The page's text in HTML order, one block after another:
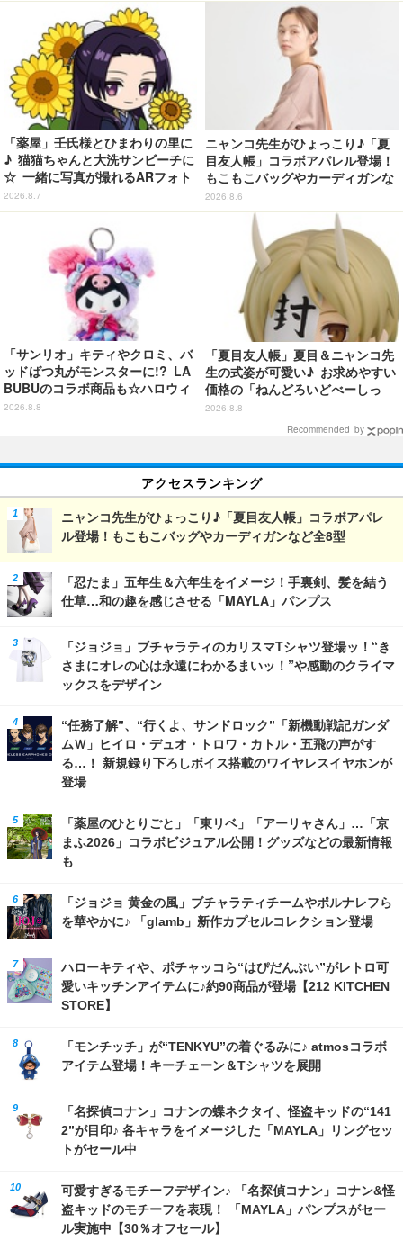
「薬屋」壬氏様とひまわりの里に
♪ 猫猫ちゃんと大洗サンビーチに
☆ 一緒に写真が撮れるARフォト
スポット企画「猫猫・壬氏と夏巡
り」開催【茨城県】
2026.8.7
ニャンコ先生がひょっこり♪「夏
目友人帳」コラボアパレル登場！
もこもこバッグやカーディガンな
ど全8型
2026.8.6
「サンリオ」キティやクロミ、バ
ッドばつ丸がモンスターに!? LA
BUBUのコラボ商品も☆ハロウィ
ーングッズ情報が到着【サンリオ
2026.8.8
「夏目友人帳」夏目＆ニャンコ先
生の式姿が可愛い♪ お求めやすい
価格の「ねんどろいどべーしっ
く」から登場！ ちんまい二人が
2026.8.8
Recommended by
アクセスランキング
ニャンコ先生がひょっこり♪「夏目友人帳」コラボアパレ
ル登場！もこもこバッグやカーディガンなど全8型
「忍たま」五年生＆六年生をイメージ！手裏剣、髪を結う
仕草…和の趣を感じさせる「MAYLA」パンプス
「ジョジョ」ブチャラティのカリスマTシャツ登場ッ！“き
さまにオレの心は永遠にわかるまいッ！”や感動のクライマ
ックスをデザイン
“任務了解”、“行くよ、サンドロック”「新機動戦記ガンダ
ムＷ」ヒイロ・デュオ・トロワ・カトル・五飛の声がす
る…！ 新規録り下ろしボイス搭載のワイヤレスイヤホンが
登場
「薬屋のひとりごと」「東リベ」「アーリャさん」…「京
まふ2026」コラボビジュアル公開！グッズなどの最新情報
も
「ジョジョ 黄金の風」ブチャラティチームやポルナレフら
を華やかに♪ 「glamb」新作カプセルコレクション登場
ハローキティや、ポチャッコら“はぴだんぶい”がレトロ可
愛いキッチンアイテムに♪約90商品が登場【212 KITCHEN
STORE】
「モンチッチ」が“TENKYU”の着ぐるみに♪ atmosコラボ
アイテム登場！キーチェーン＆Tシャツを展開
「名探偵コナン」コナンの蝶ネクタイ、怪盗キッドの“141
2”が目印♪ 各キャラをイメージした「MAYLA」リングセッ
トがセール中
可愛すぎるモチーフデザイン♪ 「名探偵コナン」コナン&怪
盗キッドのモチーフを表現！ 「MAYLA」パンプスがセー
ル実施中【30％オフセール】